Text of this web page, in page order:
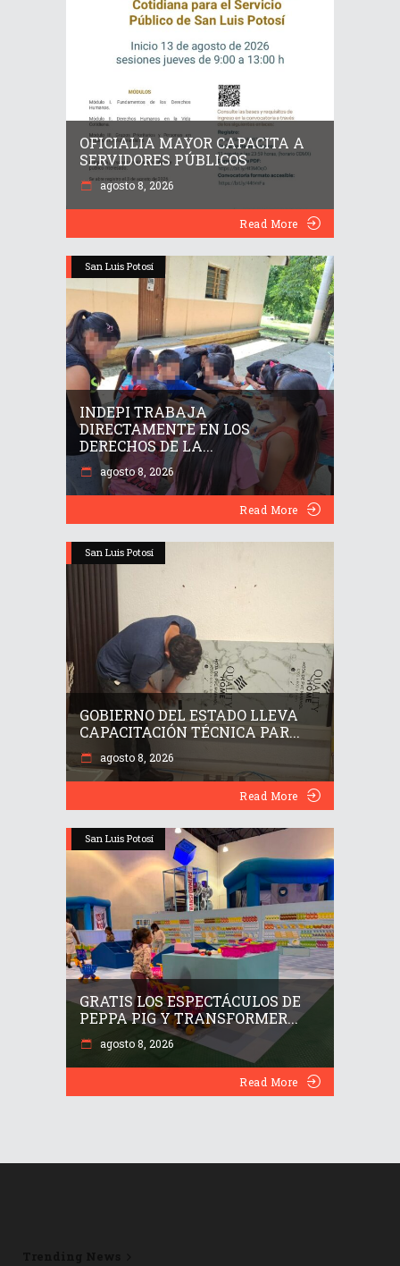
OFICIALIA MAYOR CAPACITA A
SERVIDORES PÚBLICOS
agosto 8, 2026
Read More
San Luis Potosí
INDEPI TRABAJA
DIRECTAMENTE EN LOS
DERECHOS DE LA...
agosto 8, 2026
Read More
San Luis Potosí
GOBIERNO DEL ESTADO LLEVA
CAPACITACIÓN TÉCNICA PAR...
agosto 8, 2026
Read More
San Luis Potosí
GRATIS LOS ESPECTÁCULOS DE
PEPPA PIG Y TRANSFORMER...
agosto 8, 2026
Read More